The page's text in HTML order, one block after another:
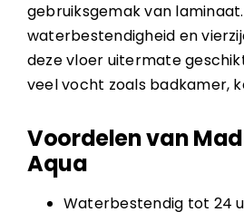
gebruiksgemak van laminaat.
waterbestendigheid en
deze vloer uitermate
veel vocht zoals badkamer,
Voordelen van
Aqua
Waterbestendig tot 24